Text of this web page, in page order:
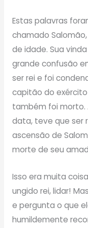
Estas palavras
chamado
de idade. Sua
grande confusão
ser rei e foi
capitão do
também foi morto.
data, teve que ser
ascensão de
morte de seu
Isso era muita
ungido rei, lidar!
e pergunta o que
humildemente